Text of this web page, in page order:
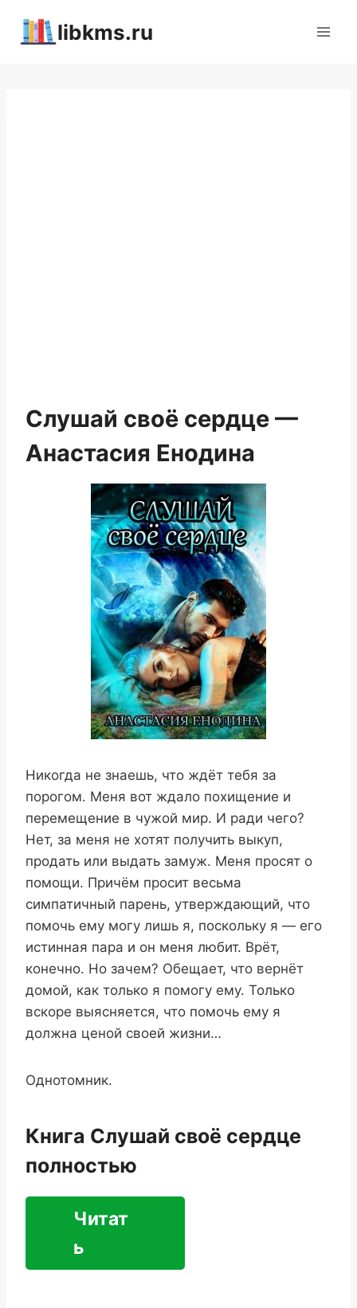
libkms.ru
Слушай своё сердце —
Анастасия Енодина
Никогда не знаешь, что ждёт тебя за
порогом. Меня вот ждало похищение и
перемещение в чужой мир. И ради чего?
Нет, за меня не хотят получить выкуп,
продать или выдать замуж. Меня просят о
помощи. Причём просит весьма
симпатичный парень, утверждающий, что
помочь ему могу лишь я, поскольку я — его
истинная пара и он меня любит. Врёт,
конечно. Но зачем? Обещает, что вернёт
домой, как только я помогу ему. Только
вскоре выясняется, что помочь ему я
должна ценой своей жизни…
Однотомник.
Книга Слушай своё сердце
полностью
Читат
ь